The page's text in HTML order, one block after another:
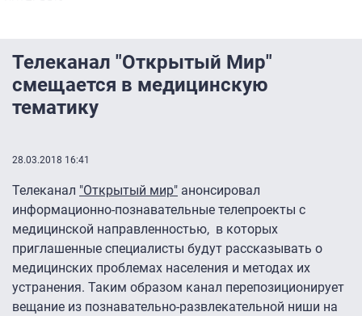
Телеканал "Открытый Мир"
смещается в медицинскую
тематику
28.03.2018 16:41
Телеканал "Открытый мир" анонсировал
информационно-познавательные телепроекты с
медицинской направленностью, в которых
приглашенные специалисты будут рассказывать о
медицинских проблемах населения и методах их
устранения. Таким образом канал перепозиционирует
вещание из познавательно-развлекательной ниши на